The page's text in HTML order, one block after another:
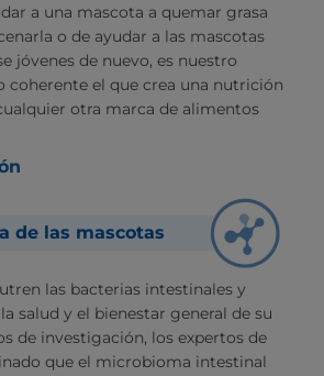
a una mascota a quemar grasa
o de ayudar a las mascotas
jóvenes de nuevo, es nuestro
coherente el que crea una nutrición
otra marca de alimentos
de las mascotas
las bacterias intestinales y
salud y el bienestar general de su
de investigación, los expertos de
que el microbioma intestinal